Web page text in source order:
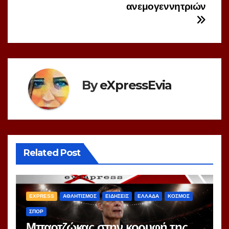
ανεμογεννητριών
ByeXpressEvia
Related Post
EXPRESS ΑΘΛΗΤΙΣΜΟΣ ΕΙΔΗΣΕΙΣ ΕΛΛΑΔΑ ΚΟΣΜΟΣ
ΣΠΟΡ